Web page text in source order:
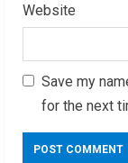
Website
Save my
for the next